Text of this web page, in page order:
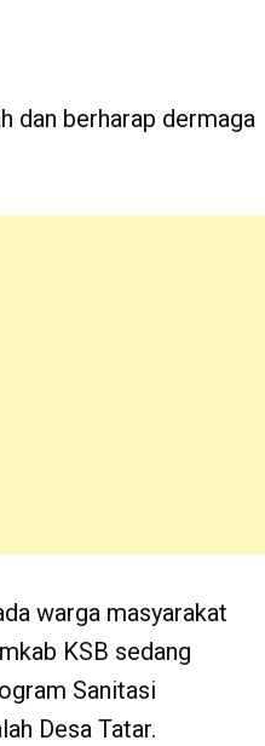
dan berharap dermaga
warga masyarakat
KSB sedang
Sanitasi
Desa Tatar.